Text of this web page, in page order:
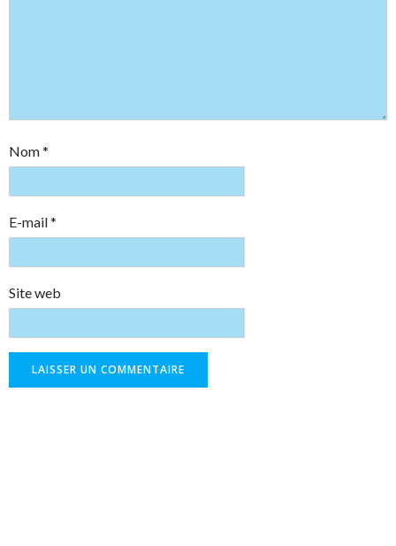
Nom*
E-mail*
Site web